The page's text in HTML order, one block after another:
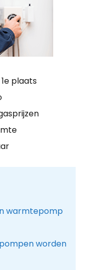
plaats
warmtepomp
worden